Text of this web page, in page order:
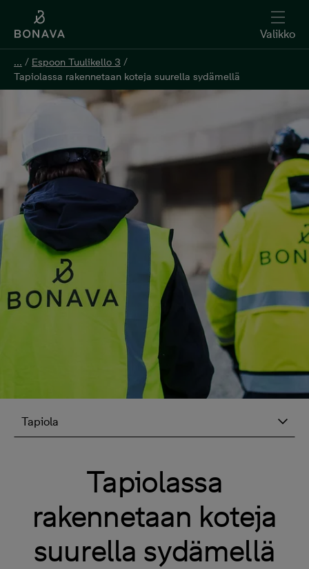
Valikko
... / Espoon Tuulikello 3 /
Tapiolassa rakennetaan koteja suurella sydämellä
Tapiola
Tapiolassa
rakennetaan koteja
suurella sydämellä